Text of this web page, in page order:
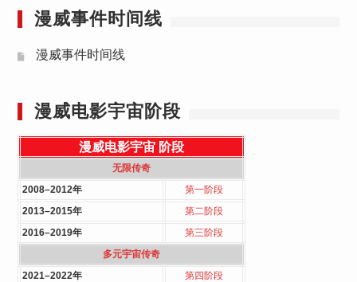
漫威事件时间线
漫威事件时间线
漫威电影宇宙阶段
漫威电影宇宙 阶段
无限传奇
2008–2012年
第一阶段
2013–2015年
第二阶段
2016–2019年
第三阶段
多元宇宙传奇
2021–2022年
第四阶段